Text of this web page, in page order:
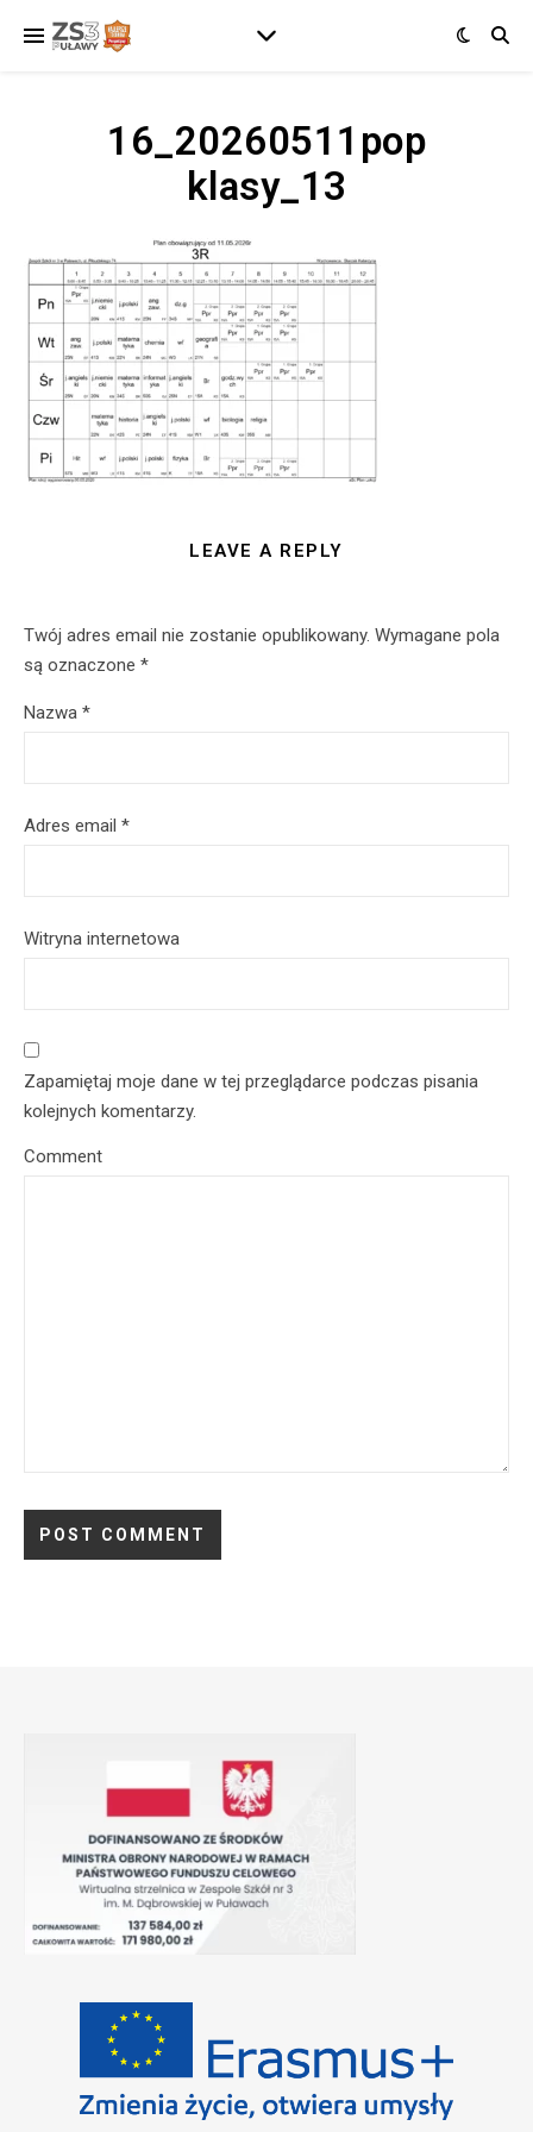
16_20260511pop
klasy_13
LEAVE A REPLY
Twój adres email nie zostanie opublikowany. Wymagane pola
są oznaczone *
Nazwa *
Adres email *
Witryna internetowa
Zapamiętaj moje dane w tej przeglądarce podczas pisania
kolejnych komentarzy.
Comment